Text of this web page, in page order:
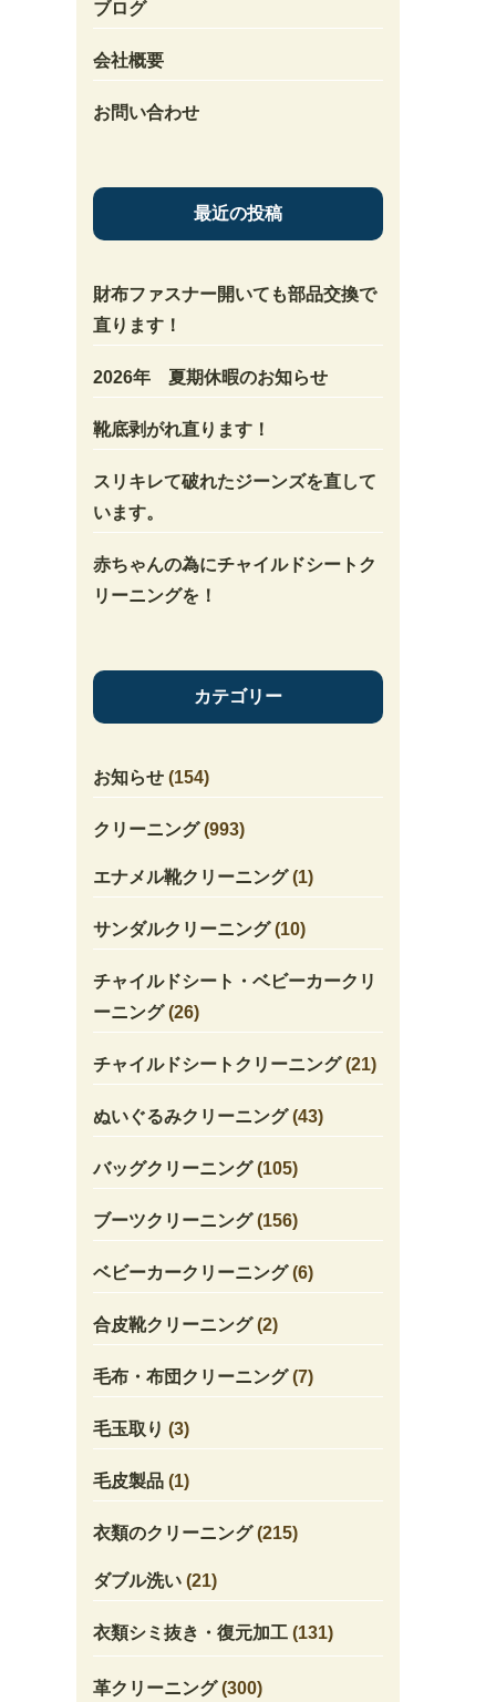
ブログ
会社概要
お問い合わせ
最近の投稿
財布ファスナー開いても部品交換で
直ります！
2026年 夏期休暇のお知らせ
靴底剥がれ直ります！
スリキレて破れたジーンズを直して
います。
赤ちゃんの為にチャイルドシートク
リーニングを！
カテゴリー
お知らせ(154)
クリーニング(993)
エナメル靴クリーニング(1)
サンダルクリーニング(10)
チャイルドシート・ベビーカークリ
ーニング(26)
チャイルドシートクリーニング(21)
ぬいぐるみクリーニング(43)
バッグクリーニング(105)
ブーツクリーニング(156)
ベビーカークリーニング(6)
合皮靴クリーニング(2)
毛布・布団クリーニング(7)
毛玉取り (3)
毛皮製品(1)
衣類のクリーニング(215)
ダブル洗い(21)
衣類シミ抜き・復元加工(131)
革クリーニング(300)